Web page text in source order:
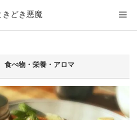
きどき悪魔
食べ物・栄養・アロマ